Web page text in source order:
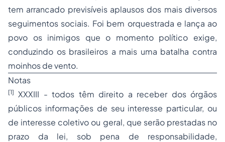
tem arrancado previsíveis aplausos dos mais diversos
seguimentos sociais. Foi bem orquestrada e lança ao
povo os inimigos que o momento político exige,
conduzindo os brasileiros a mais uma batalha contra
moinhos de vento.
Notas
[1] XXXIII - todos têm direito a receber dos órgãos
públicos informações de seu interesse particular, ou
de interesse coletivo ou geral, que serão prestadas no
prazo da lei, sob pena de responsabilidade,